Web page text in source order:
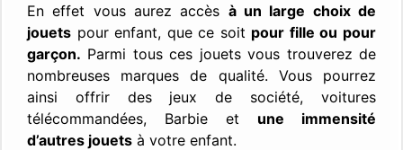
En effet vous aurez accès à un large choix de
jouets pour enfant, que ce soit pour fille ou pour
garçon. Parmi tous ces jouets vous trouverez de
nombreuses marques de qualité. Vous pourrez
ainsi offrir des jeux de société, voitures
télécommandées, Barbie et une immensité
d’autres jouets à votre enfant.